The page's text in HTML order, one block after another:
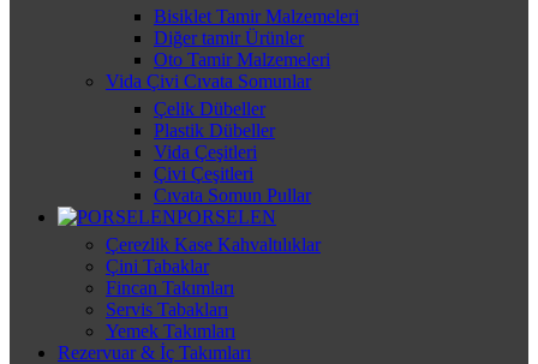
Bisiklet Tamir Malzemeleri
Diğer tamir Ürünler
Oto Tamir Malzemeleri
Vida Çivi Cıvata Somunlar
Çelik Dübeller
Plastik Dübeller
Vida Çeşitleri
Çivi Çeşitleri
Cıvata Somun Pullar
PORSELEN
Çerezlik Kase Kahvaltılıklar
Çini Tabaklar
Fincan Takımları
Servis Tabakları
Yemek Takımları
Rezervuar & İç Takımları